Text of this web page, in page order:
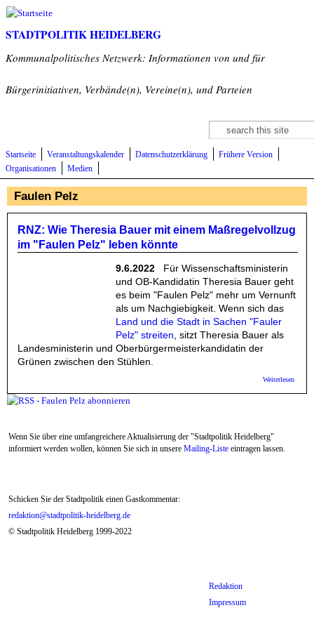
Direkt zum Inhalt
STADTPOLITIK HEIDELBERG
Kommunalpolitisches Netzwerk: Informationen von und für
Bürgerinitiativen, Verbände(n), Vereine(n), und Parteien
Suchformular
Suche
Startseite Veranstaltungskalender Datenschutzerklärung
Frühere Version
Organisationen
Medien
Faulen Pelz
RNZ: Wie Theresia Bauer mit einem Maßregelvollzug
im "Faulen Pelz" leben könnte
9.6.2022 Für Wissenschaftsministerin
und OB-Kandidatin Theresia Bauer geht
es beim "Faulen Pelz" mehr um Vernunft
als um Nachgiebigkeit. Wenn sich das
Land und die Stadt in Sachen "Fauler
Pelz" streiten , sitzt Theresia Bauer als
Landesministerin und Oberbürgermeisterkandidatin der
Grünen zwischen den Stühlen.
Weiterlesen
Wenn Sie über eine umfangreichere Aktualisierung der "Stadtpolitik Heidelberg"
informiert werden wollen, können Sie sich in unsere Mailing-Liste eintragen lassen.
Schicken Sie der Stadtpolitik einen Gastkommentar:
redaktion@stadtpolitik-heidelberg.de
© Stadtpolitik Heidelberg 1999-2022
Redaktion
Impressum